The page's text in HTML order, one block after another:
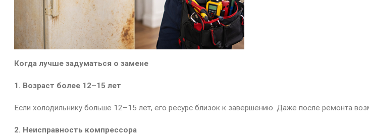
Когда лучше задуматься о замене
1. Возраст более 12–15 лет
Если холодильнику больше 12–15 лет, его ресурс близок к завершению. Даже после ремонта
2. Неисправность компрессора